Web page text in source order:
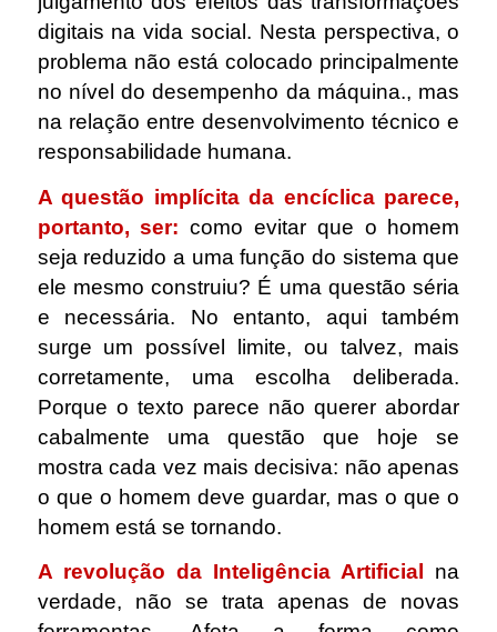
digitais na vida social. Nesta perspectiva, o
problema não está colocado principalmente
no nível do desempenho da máquina., mas
na relação entre desenvolvimento técnico e
responsabilidade humana.
A questão implícita da encíclica parece,
portanto, ser: como evitar que o homem
seja reduzido a uma função do sistema que
ele mesmo construiu? É uma questão séria
e necessária. No entanto, aqui também
surge um possível limite, ou talvez, mais
corretamente, uma escolha deliberada.
Porque o texto parece não querer abordar
cabalmente uma questão que hoje se
mostra cada vez mais decisiva: não apenas
o que o homem deve guardar, mas o que o
homem está se tornando.
A revolução da Inteligência Artificial
na
verdade, não se trata apenas de novas